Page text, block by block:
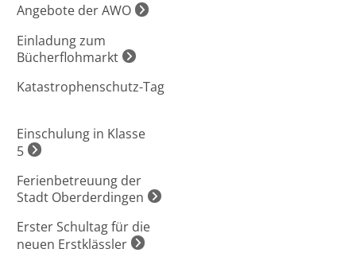
Angebote der AWO
Einladung zum
Bücherflohmarkt
Katastrophenschutz-Tag
Einschulung in Klasse
5
Ferienbetreuung der
Stadt Oberderdingen
Erster Schultag für die
neuen Erstklässler